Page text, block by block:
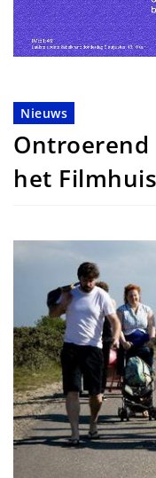
Nieuws
het Filmhuis